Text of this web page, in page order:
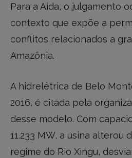
Para a Aida, o julgamento
contexto que expõe a
conflitos relacionados a
Amazônia.
A hidrelétrica de Belo
2016, é citada pela
desse modelo. Com
11.233 MW, a usina alterou
regime do Rio Xingu,